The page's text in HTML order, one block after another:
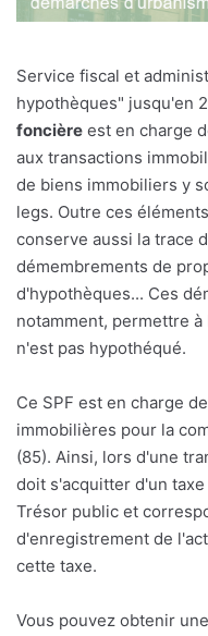
Service fiscal et
hypothèques" jusqu'en
foncière est en charge
aux transactions
de biens immobiliers y
legs. Outre ces
conserve aussi la trace
démembrements de
d'hypothèques... Ces
notamment, permettre
n'est pas hypothéqué.
Ce SPF est en charge
immobilières pour la
(85). Ainsi, lors d'une
doit s'acquitter d'un
Trésor public et
d'enregistrement de
cette taxe.
Vous pouvez obtenir